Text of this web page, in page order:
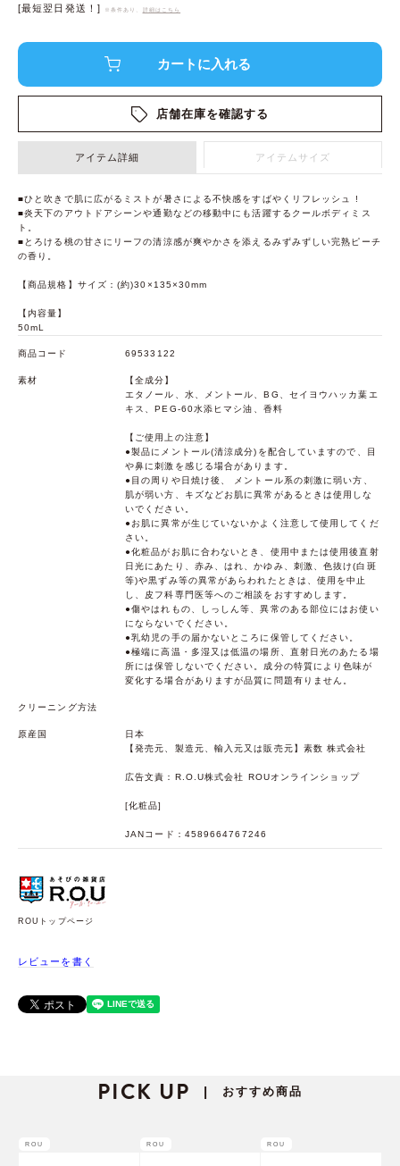
[最短翌日発送！]
※条件あり、 詳細はこちら
店舗在庫を確認する
アイテム詳細 アイテムサイズ
■ひと吹きで肌に広がるミストが暑さによる不快感をすばやくリフレッシュ !
■炎天下のアウトドアシーンや通勤などの移動中にも活躍するクールボディミス
ト。
■とろける桃の甘さにリーフの清涼感が爽やかさを添えるみずみずしい完熟ピーチ
の香り。
【商品規格】サイズ：(約)30×135×30mm
【内容量】
50mL
商品コード 69533122
素材
【全成分】
エタノール、水、メントール、BG、セイヨウハッカ葉エ
キス、PEG-60水添ヒマシ油、香料
【ご使用上の注意】
●製品にメントール(清涼成分)を配合していますので、目
や鼻に刺激を感じる場合があります。
●目の周りや日焼け後、 メントール系の刺激に弱い方、
肌が弱い方、キズなどお肌に異常があるときは使用しな
いでください。
●お肌に異常が生じていないかよく注意して使用してくだ
さい。
●化粧品がお肌に合わないとき、使用中または使用後直射
日光にあたり、赤み、はれ、かゆみ、刺激、色抜け(白斑
等)や黒ずみ等の異常があらわれたときは、使用を中止
し、皮フ科専門医等へのご相談をおすすめします。
●傷やはれもの、しっしん等、異常のある部位にはお使い
にならないでください。
●乳幼児の手の届かないところに保管してください。
●極端に高温・多湿又は低温の場所、直射日光のあたる場
所には保管しないでください。成分の特質により色味が
変化する場合がありますが品質に問題有りません。
クリーニング方法
原産国
日本
【発売元、製造元、輸入元又は販売元】素数 株式会社
広告文責：R.O.U株式会社 ROUオンラインショップ
[化粧品]
JANコード：4589664767246
ROUトップページ
レビューを書く
PICK UP | おすすめ商品
ROU ROU ROU